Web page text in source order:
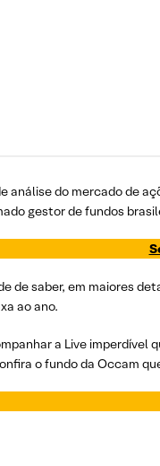
análise do mercado de
gestor de fundos
de saber, em maiores
ao ano.
a Live
o fundo da Occam